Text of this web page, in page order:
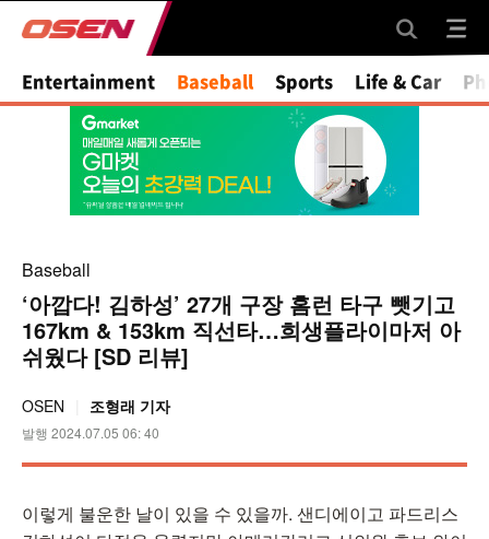
Mute
Entertainment Baseball Sports Life & Car
Baseball
‘아깝다! 김하성’ 27개 구장 홈런 타구 뺏기고
167km & 153km 직선타…희생플라이마저 아
쉬웠다 [SD 리뷰]
OSEN 조형래 기자
발행 2024.07.05 06: 40
이렇게 불운한 날이 있을 수 있을까. 샌디에이고 파드리스